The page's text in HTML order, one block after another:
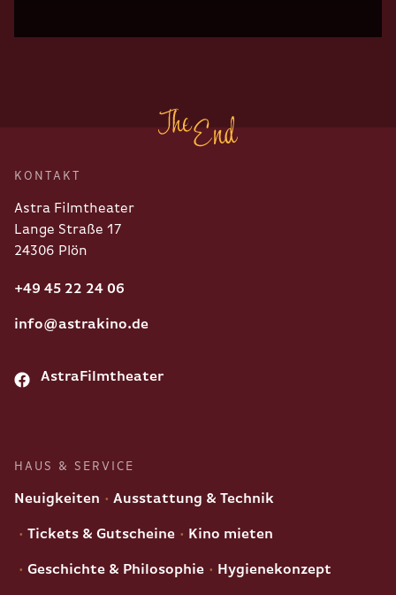
KONTAKT
Astra Filmtheater
Lange Straße 17
24306 Plön
+49 45 22 24 06
info@astrakino.de
AstraFilmtheater
HAUS & SERVICE
Neuigkeiten Ausstattung & Technik
Tickets & Gutscheine Kino mieten
Geschichte & Philosophie Hygienekonzept